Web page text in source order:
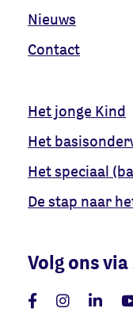
Nieuws
Contact
Het jonge Kind
Het
Het speciaal
De stap naar
Volg ons